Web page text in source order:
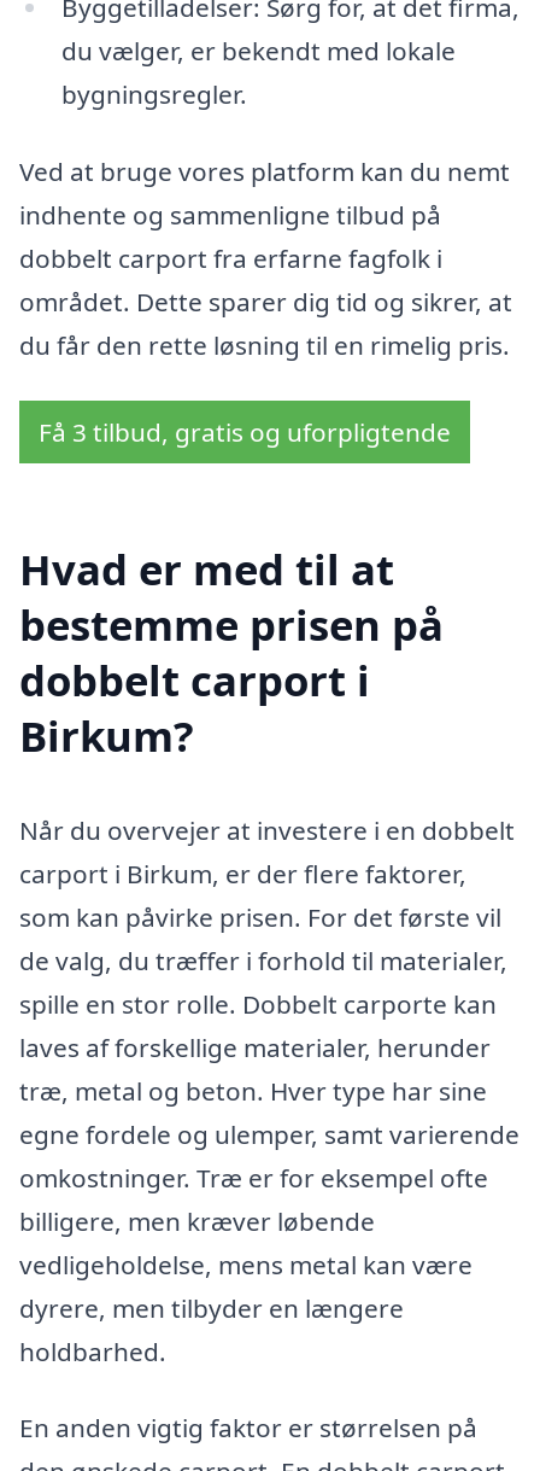
Byggetilladelser: Sørg for, at det firma,
du vælger, er bekendt med lokale
bygningsregler.
Ved at bruge vores platform kan du nemt
indhente og sammenligne tilbud på
dobbelt carport fra erfarne fagfolk i
området. Dette sparer dig tid og sikrer, at
du får den rette løsning til en rimelig pris.
Få 3 tilbud, gratis og uforpligtende
Hvad er med til at
bestemme prisen på
dobbelt carport i
Birkum?
Når du overvejer at investere i en dobbelt
carport i Birkum, er der flere faktorer,
som kan påvirke prisen. For det første vil
de valg, du træffer i forhold til materialer,
spille en stor rolle. Dobbelt carporte kan
laves af forskellige materialer, herunder
træ, metal og beton. Hver type har sine
egne fordele og ulemper, samt varierende
omkostninger. Træ er for eksempel ofte
billigere, men kræver løbende
vedligeholdelse, mens metal kan være
dyrere, men tilbyder en længere
holdbarhed.
En anden vigtig faktor er størrelsen på